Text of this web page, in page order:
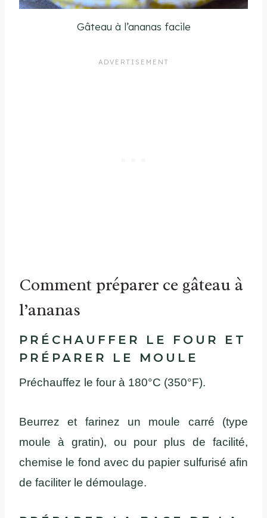
Gâteau à l’ananas facile
Comment préparer ce gâteau à
l’ananas
PRÉCHAUFFER LE FOUR ET
PRÉPARER LE MOULE
Préchauffez le four à 180°C (350°F).
Beurrez et farinez un moule carré (type
moule à gratin), ou pour plus de facilité,
chemise le fond avec du papier sulfurisé afin
de faciliter le démoulage.